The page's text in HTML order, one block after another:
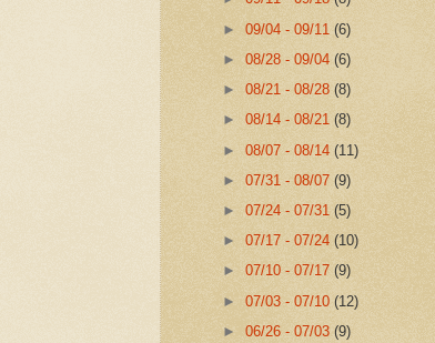
►09/04 - 09/11(6)
►08/28 - 09/04(6)
►08/21 - 08/28(8)
►08/14 - 08/21(8)
►08/07 - 08/14(11)
►07/31 - 08/07(9)
►07/24 - 07/31(5)
►07/17 - 07/24(10)
►07/10 - 07/17(9)
►07/03 - 07/10(12)
►06/26 - 07/03(9)